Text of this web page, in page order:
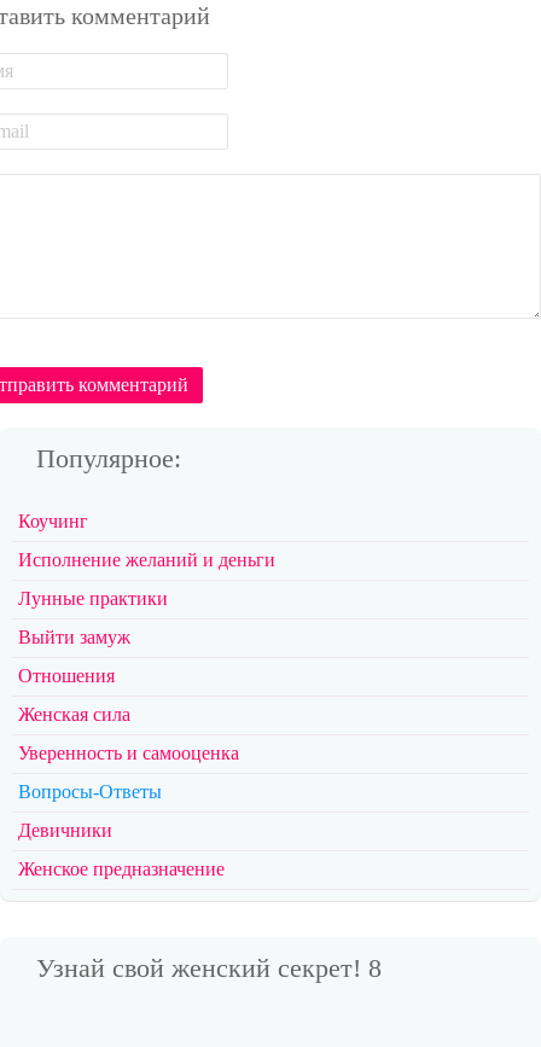
комментарий
комментарий
Популярное:
Коучинг
Исполнение желаний и деньги
Лунные практики
Выйти замуж
Отношения
Женская сила
Уверенность и самооценка
Вопросы-Ответы
Девичники
Женское предназначение
Узнай свой женский секрет! 8